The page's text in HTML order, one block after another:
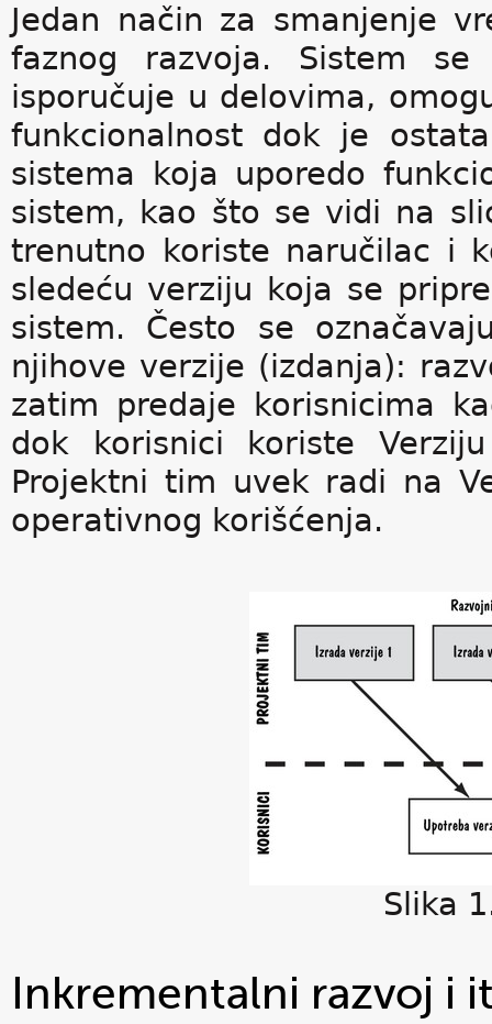
Jedan način za smanjenje
faznog razvoja. Sistem
isporučuje u delovima,
funkcionalnost dok je
sistema koja uporedo
sistem, kao što se vidi na
trenutno koriste naručilac i
sledeću verziju koja se
sistem. Često se
njihove verzije (izdanja):
zatim predaje korisnicima
dok korisnici koriste
Projektni tim uvek radi na
operativnog korišćenja.
Slika
Inkrementalni razvoj i